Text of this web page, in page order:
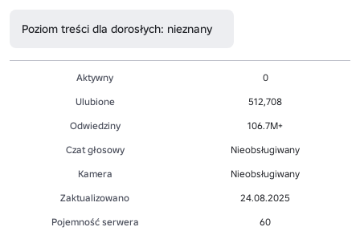
Poziom treści dla dorosłych: nieznany
Aktywny
0
Ulubione
512,708
Odwiedziny
106.7M+
Czat głosowy
Nieobsługiwany
Kamera
Nieobsługiwany
Zaktualizowano
24.08.2025
Pojemność serwera
60